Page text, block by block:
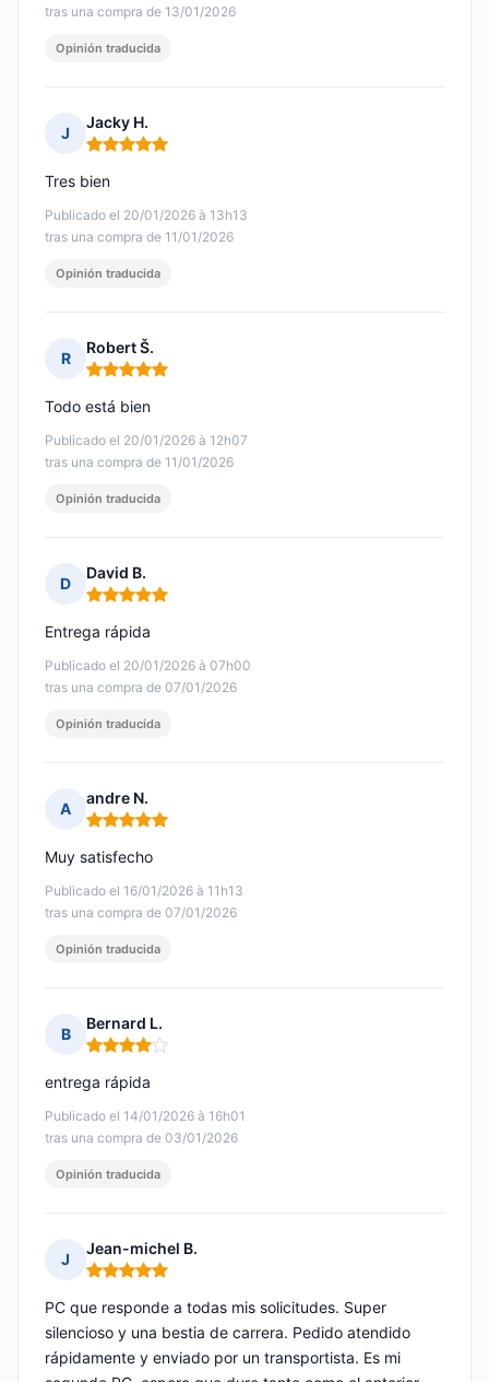
tras una compra de 13/01/2026
Opinión traducida
J
Jacky H.
Nota: 5 de 5
Publicado el 20/01/2026 à 13h13
tras una compra de 11/01/2026
Tres bien
Opinión traducida
R
Robert Š.
Nota: 5 de 5
Publicado el 20/01/2026 à 12h07
tras una compra de 11/01/2026
Todo está bien
Opinión traducida
D
David B.
Nota: 5 de 5
Publicado el 20/01/2026 à 07h00
tras una compra de 07/01/2026
Entrega rápida
Opinión traducida
A
andre N.
Nota: 5 de 5
Publicado el 16/01/2026 à 11h13
tras una compra de 07/01/2026
Muy satisfecho
Opinión traducida
B
Bernard L.
Nota: 4 de 5
Publicado el 14/01/2026 à 16h01
tras una compra de 03/01/2026
entrega rápida
Opinión traducida
J
Jean-michel B.
Nota: 5 de 5
PC que responde a todas mis solicitudes. Super
silencioso y una bestia de carrera. Pedido atendido
rápidamente y enviado por un transportista. Es mi